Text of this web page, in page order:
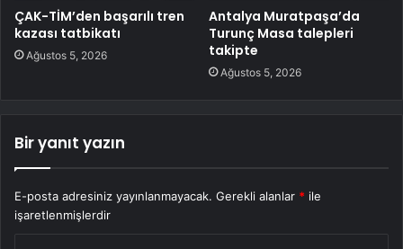
ÇAK-TİM’den başarılı tren
kazası tatbikatı
Ağustos 5, 2026
Antalya Muratpaşa’da
Turunç Masa talepleri
takipte
Ağustos 5, 2026
Bir yanıt yazın
E-posta adresiniz yayınlanmayacak. Gerekli alanlar * ile
işaretlenmişlerdir